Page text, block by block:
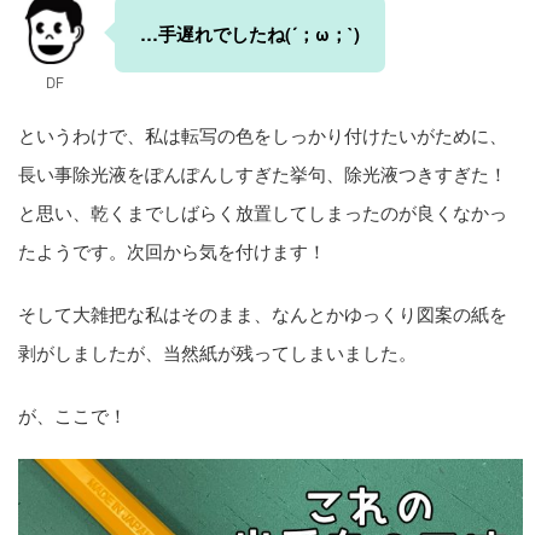
DF
…手遅れでしたね(´；ω；`)
というわけで、私は転写の色をしっかり付けたいがために、
長い事除光液をぽんぽんしすぎた挙句、除光液つきすぎた！
と思い、乾くまでしばらく放置してしまったのが良くなかっ
たようです。次回から気を付けます！
そして大雑把な私はそのまま、なんとかゆっくり図案の紙を
剥がしましたが、当然紙が残ってしまいました。
が、ここで！